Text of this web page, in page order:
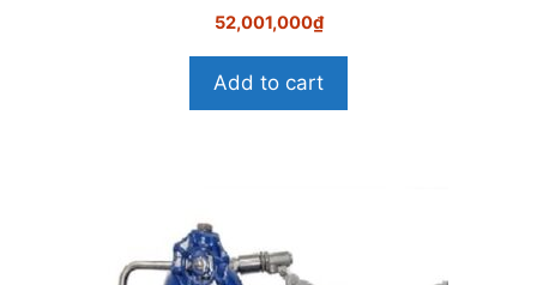
0
n
à
5
52,001,000₫
Add to cart